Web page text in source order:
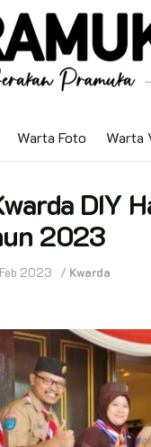
Warta Foto Warta
DIY
2023
2023 / Kwarda